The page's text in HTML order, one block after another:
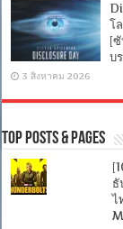
โ
[
บ
3 สิงหาคม 2026
Top Posts & Pages
ธั
ไ